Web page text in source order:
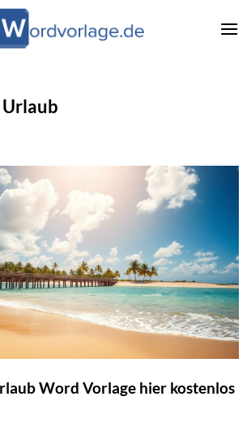
Word Vorlage hier kostenlos